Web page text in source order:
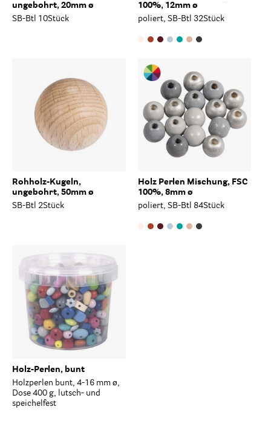
ungebohrt, 20mm ø
SB-Btl 10Stück
100%, 12mm ø
poliert, SB-Btl 32Stück
Rohholz-Kugeln,
ungebohrt, 50mm ø
SB-Btl 2Stück
Holz Perlen Mischung, FSC
100%, 8mm ø
poliert, SB-Btl 84Stück
Holz-Perlen, bunt
Holzperlen bunt, 4-16 mm ø,
Dose 400 g, lutsch- und
speichelfest